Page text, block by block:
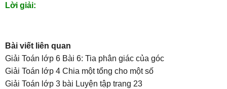
Lời giải:
Bài viết liên quan
Giải Toán lớp 6 Bài 6: Tia phân giác của góc
Giải Toán lớp 4 Chia một tổng cho một số
Giải Toán lớp 3 bài Luyện tập trang 23